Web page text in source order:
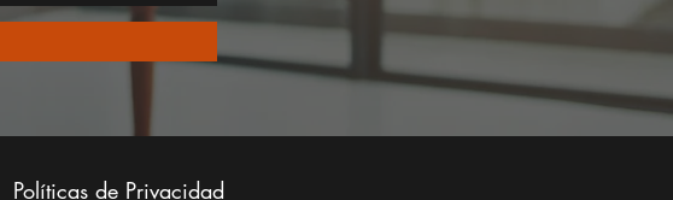
Políticas de Privacidad